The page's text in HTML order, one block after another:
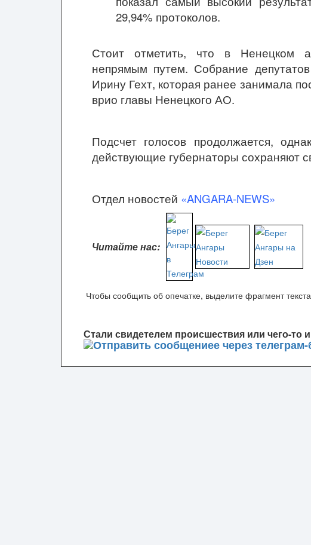
29,94% протоколов.
Стоит отметить, что в Ненецком
непрямым путем. Собрание
Ирину Гехт, которая ранее занимала
врио главы Ненецкого АО.
Подсчет голосов продолжается,
действующие губернаторы сохраняют
Отдел новостей «ANGARA-NEWS»
Читайте нас:
Стали свидетелем происшествия или чего-то
Чтобы сообщить об опечатке, выделите фрагмент